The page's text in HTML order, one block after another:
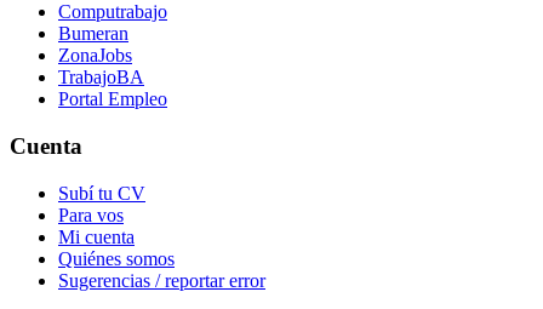
Computrabajo
Bumeran
ZonaJobs
TrabajoBA
Portal Empleo
Cuenta
Subí tu CV
Para vos
Mi cuenta
Quiénes somos
Sugerencias / reportar error